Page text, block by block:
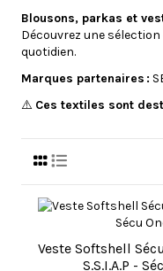
Blousons, parkas et
Découvrez une sélection
quotidien.
Marques partenaires :
⚠️ Ces textiles sont
Veste Softshell
S.S.I.A.P -